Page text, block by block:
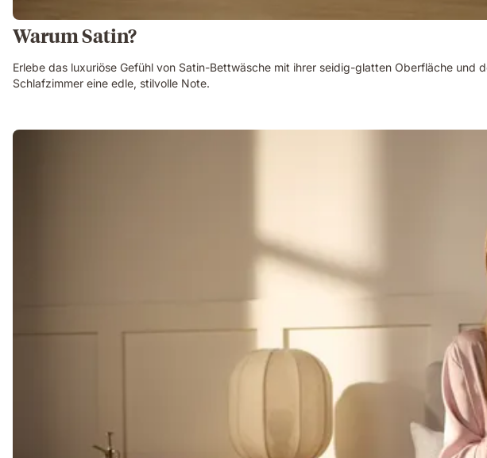
Warum Satin?
Erlebe das luxuriöse Gefühl von Satin-Bettwäsche mit ihrer seidig-glatten Oberfläche
Schlafzimmer eine edle, stilvolle Note.